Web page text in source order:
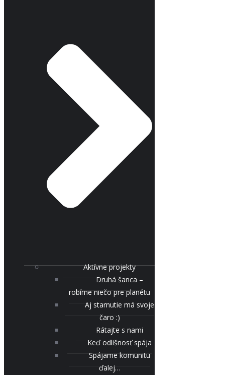
Aktívne projekty
Druhá šanca –
robíme niečo pre planétu
Aj starnutie má svoje
čaro :)
Rátajte s nami
Keď odlišnosť spája
Spájame komunitu
ďalej…